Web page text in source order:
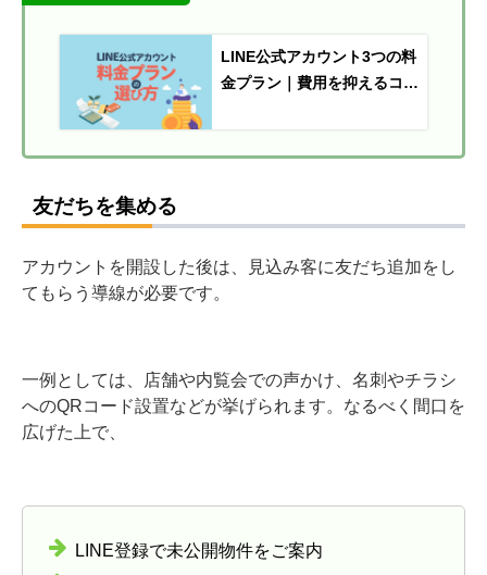
LINE公式アカウント3つの料
金プラン｜費用を抑えるコツ
友だちを集める
アカウントを開設した後は、見込み客に友だち追加をし
てもらう導線が必要です。
一例としては、店舗や内覧会での声かけ、名刺やチラシ
へのQRコード設置などが挙げられます。なるべく間口を
広げた上で、
LINE登録で未公開物件をご案内